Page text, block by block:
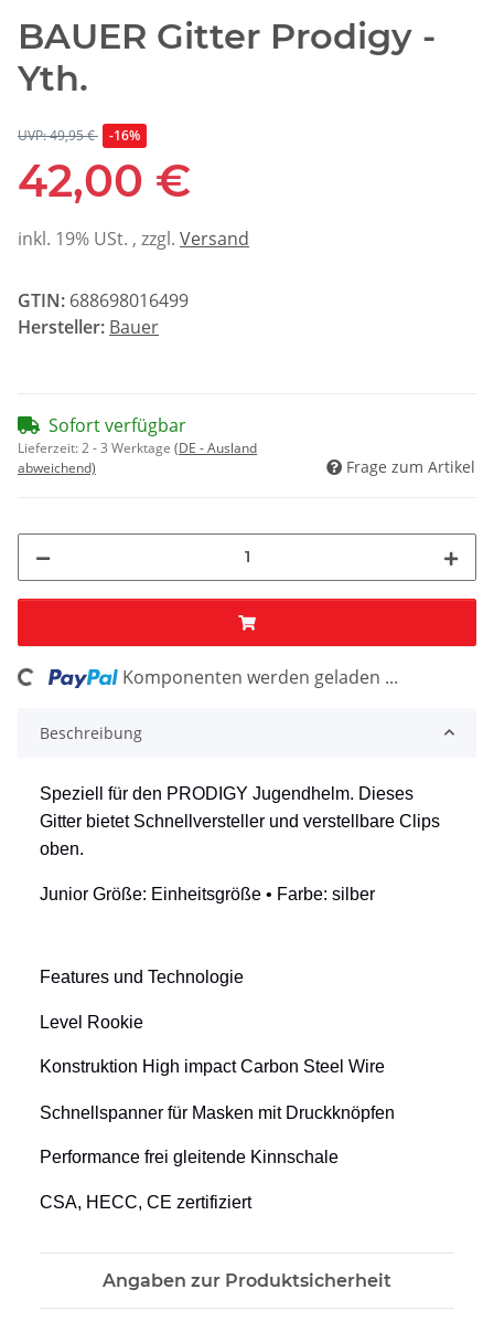
BAUER Gitter Prodigy -
Yth.
UVP: 49,95 € -16%
42,00 €
inkl. 19% USt. , zzgl. Versand
GTIN: 688698016499
Hersteller: Bauer
Sofort verfügbar
Lieferzeit:2 - 3 Werktage (DE - Ausland
abweichend)
Frage zum Artikel
Komponenten werden geladen ...
Beschreibung
Speziell für den PRODIGY Jugendhelm. Dieses
Gitter bietet Schnellversteller und verstellbare Clips
oben.
Junior Größe: Einheitsgröße • Farbe: silber
Features und Technologie
Level Rookie
Konstruktion High impact Carbon Steel Wire
Schnellspanner für Masken mit Druckknöpfen
Performance frei gleitende Kinnschale
CSA, HECC, CE zertifiziert
Angaben zur Produktsicherheit